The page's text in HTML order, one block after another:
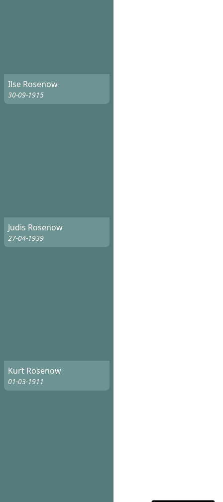
Ilse Rosenow
30-09-1915
Judis Rosenow
27-04-1939
Kurt Rosenow
01-03-1911